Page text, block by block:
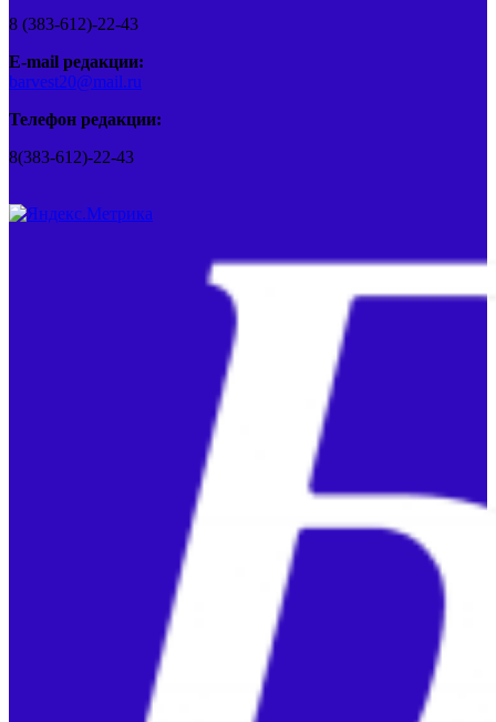
8 (383-612)-22-43
E-mail редакции:
barvest20@mail.ru
Телефон редакции:
8(383-612)-22-43